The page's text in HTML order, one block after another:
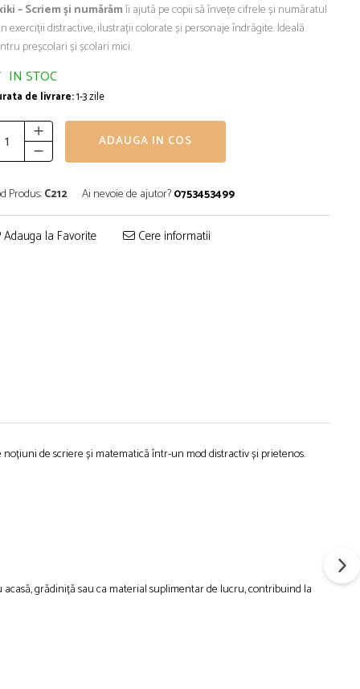
– Scriem și numărămîi ajută pe copii să învețe cifrele și număratul
exerciții distractive, ilustrații colorate și personaje îndrăgite. Ideală
preșcolari și școlari mici.
IN STOC
de livrare:1-3 zile
ADAUGA IN COS
Produs:C212 Ai nevoie de ajutor?0753453499
Adauga la Favorite Cere informatii
de scriere și matematică într-un mod distractiv și prietenos.
grădiniță sau ca material suplimentar de lucru, contribuind la